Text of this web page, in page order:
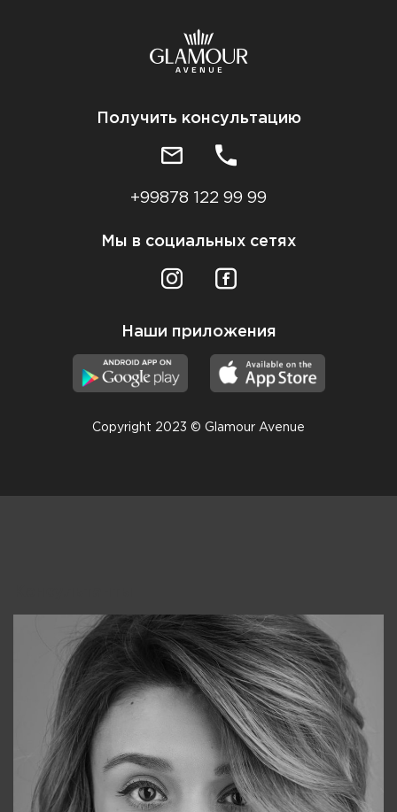
Получить консультацию
+99878 122 99 99
Мы в социальных сетях
Наши приложения
Copyright 2023 © Glamour Avenue